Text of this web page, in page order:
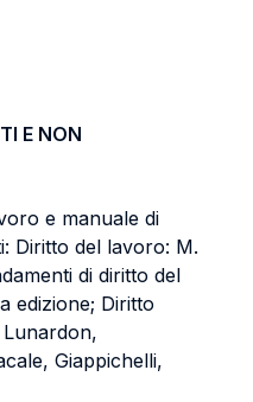
E NON
e manuale di
Diritto del lavoro: M.
di diritto del
edizione; Diritto
Lunardon,
Giappichelli,